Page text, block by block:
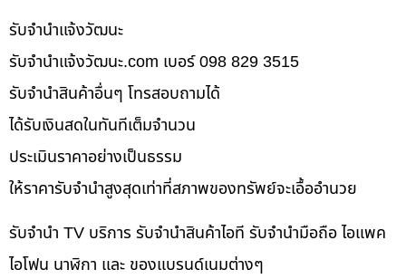
รับจํานําแจ้งวัฒนะ
รับจํานําแจ้งวัฒนะ.com เบอร์ 098 829 3515
รับจำนำสินค้าอื่นๆ โทรสอบถามได้
ได้รับเงินสดในทันทีเต็มจำนวน
ประเมินราคาอย่างเป็นธรรม
ให้ราคารับจำนำสูงสุดเท่าที่สภาพของทรัพย์จะเอื้ออำนวย
รับจำนำ TV บริการ รับจำนำสินค้าไอที รับจำนำมือถือ ไอแพค
ไอโฟน นาฬิกา และ ของแบรนด์เนมต่างๆ